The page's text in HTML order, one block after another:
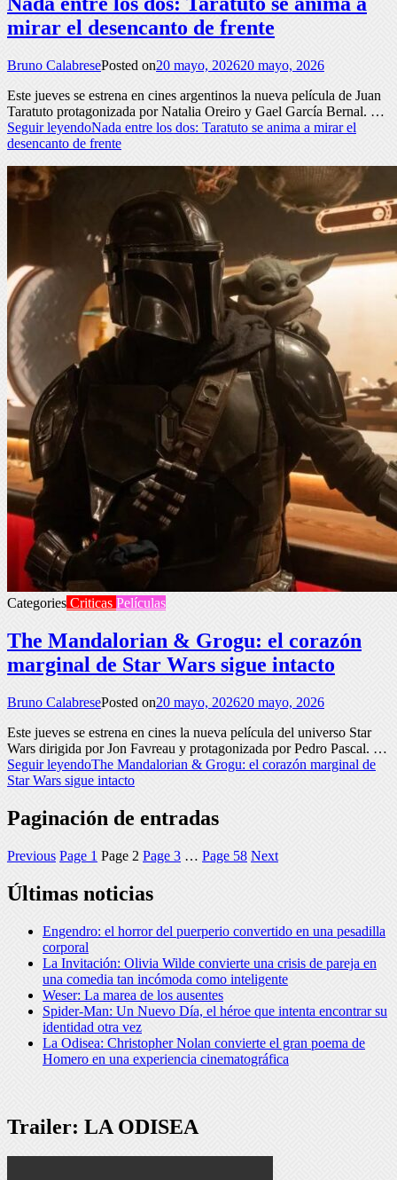
mirar el desencanto de frente
Bruno CalabresePosted on20 mayo, 202620 mayo, 2026
Este jueves se estrena en cines argentinos la nueva película de Juan
Taratuto protagonizada por Natalia Oreiro y Gael García Bernal. …
Seguir leyendoNada entre los dos: Taratuto se anima a mirar el
desencanto de frente
Categories Criticas Películas
The Mandalorian & Grogu: el corazón
marginal de Star Wars sigue intacto
Bruno CalabresePosted on20 mayo, 202620 mayo, 2026
Este jueves se estrena en cines la nueva película del universo Star
Wars dirigida por Jon Favreau y protagonizada por Pedro Pascal. …
Seguir leyendoThe Mandalorian & Grogu: el corazón marginal de
Star Wars sigue intacto
Paginación de entradas
Previous Page 1 Page 2 Page 3 … Page 58 Next
Últimas noticias
Engendro: el horror del puerperio convertido en una pesadilla
corporal
La Invitación: Olivia Wilde convierte una crisis de pareja en
una comedia tan incómoda como inteligente
Weser: La marea de los ausentes
Spider-Man: Un Nuevo Día, el héroe que intenta encontrar su
identidad otra vez
La Odisea: Christopher Nolan convierte el gran poema de
Homero en una experiencia cinematográfica
Trailer: LA ODISEA